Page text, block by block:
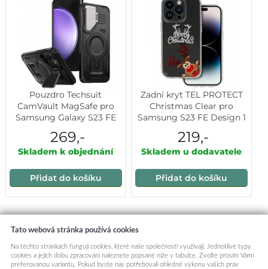
Pouzdro Techsuit
CamVault MagSafe pro
Samsung Galaxy S23 FE
269,-
Skladem k objednání
Přidat do košíku
Zadní kryt TEL PROTECT
Christmas Clear pro
Samsung S23 FE Design 1
219,-
Skladem u dodavatele
Přidat do košíku
Tato webová stránka používá cookies
Na těchto stránkách fungují cookies, které naše společnosti využívají. Jednotlivé typy
cookies a jejich dobu zpracování naleznete popsané níže v tabulce. Zvolte prosím Vámi
preferovanou variantu. Pokud byste nás potřebovali ohledně výkonu vašich práv